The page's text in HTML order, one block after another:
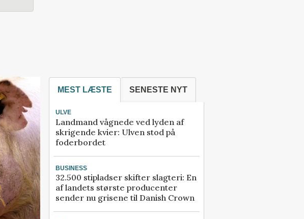
MEST LÆSTE SENESTE NYT
ULVE
Landmand vågnede ved lyden af
skrigende kvier: Ulven stod på
foderbordet
BUSINESS
32.500 stipladser skifter slagteri: En
af landets største producenter
sender nu grisene til Danish Crown